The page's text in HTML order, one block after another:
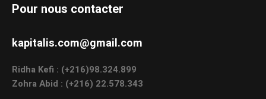
Pour nous contacter
kapitalis.com@gmail.com
Ridha Kefi : (+216)98.324.899
Zohra Abid : (+216) 22.578.343